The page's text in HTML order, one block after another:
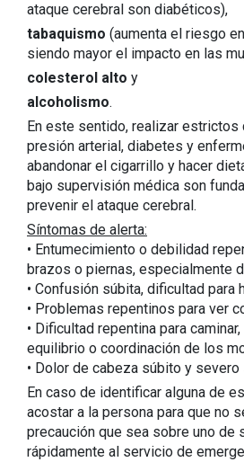
ataque cerebral son diabéticos),
tabaquismo (aumenta el riesgo
siendo mayor el impacto en las
colesterol alto y
alcoholismo.
En este sentido, realizar estrictos
presión arterial, diabetes y
abandonar el cigarrillo y hacer
bajo supervisión médica son
prevenir el ataque cerebral.
Síntomas de alerta:
• Entumecimiento o debilidad
brazos o piernas, especialmente
• Confusión súbita, dificultad para
• Problemas repentinos para ver
• Dificultad repentina para
equilibrio o coordinación de los
• Dolor de cabeza súbito y severo
En caso de identificar alguna de
acostar a la persona para que no
precaución que sea sobre uno de
rápidamente al servicio de